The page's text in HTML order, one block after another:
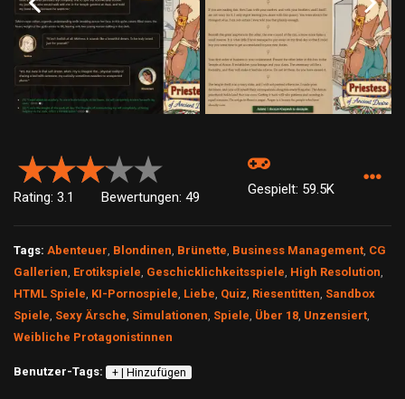
Your Fantasy Starts Here
Rating: 3.1 Bewertungen: 49 Gespielt: 59.5K
Tags: Abenteuer, Blondinen, Brünette, Business Management, CG
Gallerien, Erotikspiele, Geschicklichkeitsspiele, High Resolution,
HTML Spiele, KI-Pornospiele, Liebe, Quiz, Riesentitten, Sandbox
Spiele, Sexy Ärsche, Simulationen, Spiele, Über 18, Unzensiert,
Weibliche Protagonistinnen
Benutzer-Tags: + | Hinzufügen